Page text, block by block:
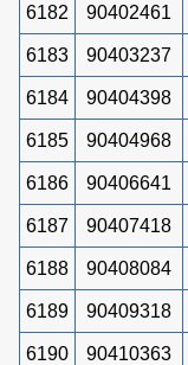
6182 90402461
6183 90403237
6184 90404398
6185 90404968
6186 90406641
6187 90407418
6188 90408084
6189 90409318
6190 90410363